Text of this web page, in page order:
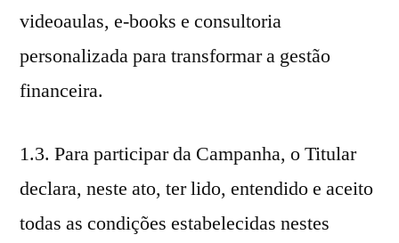
videoaulas, e-books e consultoria
personalizada para transformar a gestão
financeira.
1.3. Para participar da Campanha, o Titular
declara, neste ato, ter lido, entendido e aceito
todas as condições estabelecidas nestes